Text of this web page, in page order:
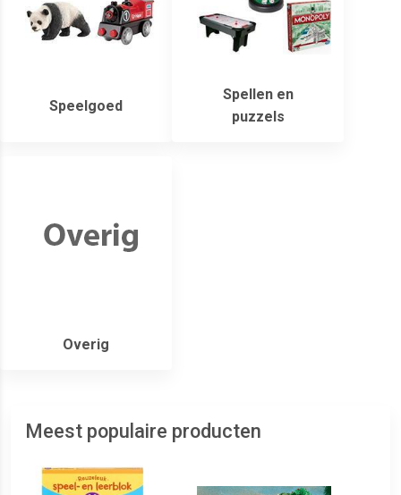
Speelgoed
Spellen en
puzzels
Overig
Meest populaire producten